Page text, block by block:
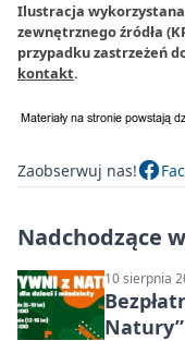
Ilustracja
zewnętrznego źródła
przypadku zastrzeżeń
kontakt.
Zaobserwuj nas!
Nadchodzące
10 sierpnia